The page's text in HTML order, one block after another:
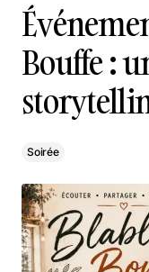
Bouffe :
Soirée